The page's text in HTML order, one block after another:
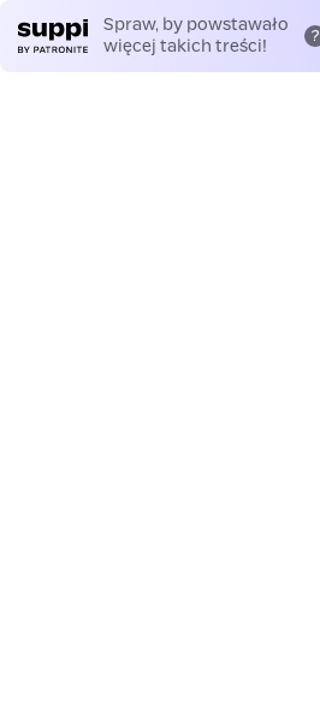
Spraw, by powstawało
więcej takich treści!
?